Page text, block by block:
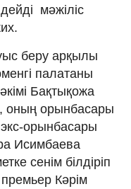
мәжіліс
беру арқылы
палатаны
Бақтықожа
оның орынбасары
экс-орынбасары
Исимбаева
сенім білдіріп
Кәрім